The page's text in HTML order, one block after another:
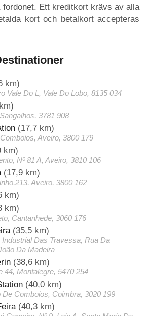
fordonet. Ett kreditkort krävs av alla
kort och betalkort accepteras
km)
Vale Do L, Vale Do Lobo, 8135 034
3781 908
(17,7 km)
Aveiro, 3800 179
km)
Nº 81 A, Aveiro, 3810 106
(17,9 km)
Aveiro, 3800 162
km)
km)
Cantanhede, 3060 176
(35,5 km)
Industrial Das Travessa, Rua Da
Da Madeira
(38,6 km)
44, Montalegre, 5470 254
(40,0 km)
Comboios, Coimbra, 3020 199
(40,3 km)